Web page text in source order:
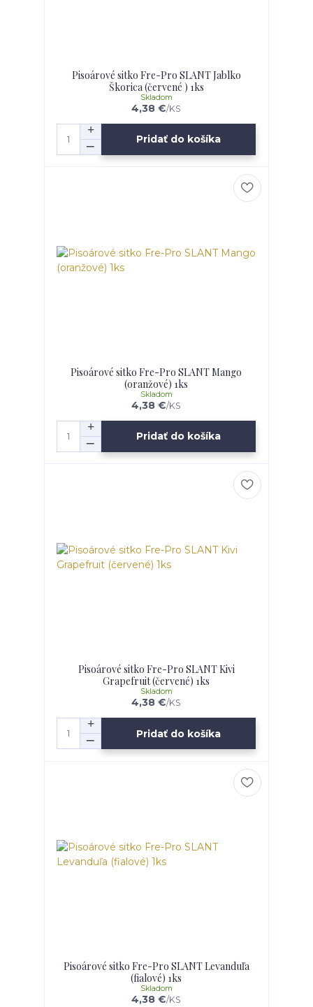
Pisoárové sitko Fre-Pro SLANT Jablko
Škorica (červené ) 1ks
4,38 €/KS
Skladom
Pridať do košíka
Pisoárové sitko Fre-Pro SLANT Mango
(oranžové) 1ks
4,38 €/KS
Skladom
Pridať do košíka
Pisoárové sitko Fre-Pro SLANT Kivi
Grapefruit (červené) 1ks
4,38 €/KS
Skladom
Pridať do košíka
Pisoárové sitko Fre-Pro SLANT Levanduľa
(fialové) 1ks
4,38 €/KS
Skladom